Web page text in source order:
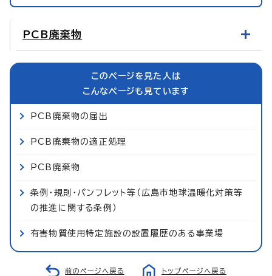
PCB廃棄物
このページを見た人は
こんなページも見ています
PCB廃棄物の届出
PCB廃棄物の適正処理
PCB廃棄物
条例・規則・パンフレット等（広島市地球温暖化対策等
の推進に関する条例）
有害物質使用特定施設の設置履歴のある事業場
前のページへ戻る トップページへ戻る